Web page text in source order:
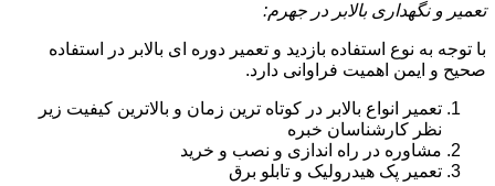
تعمیر و نگهداری بالابر در جهرم:
با توجه به نوع استفاده بازدید و تعمیر دوره ای بالابر در استفاده
صحیح و ایمن اهمیت فراوانی دارد.
تعمیر انواع بالابر در کوتاه ترین زمان و بالاترین کیفیت زیر
نظر کارشناسان خبره
مشاوره در راه اندازی و نصب و خرید
تعمیر پک هیدرولیک و تابلو برق